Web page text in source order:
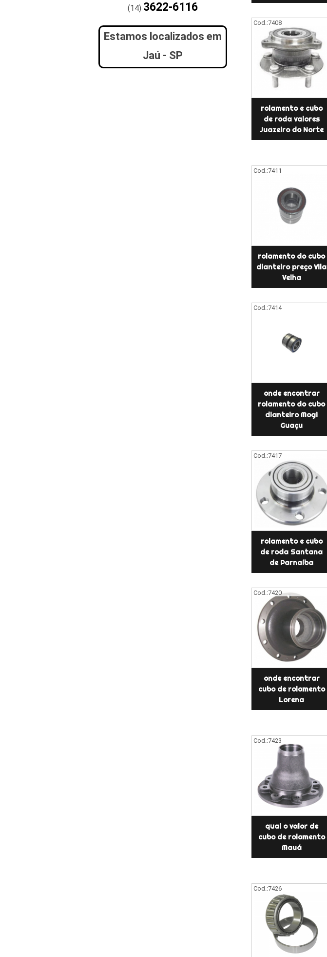
(14) 3622-6116
Estamos localizados em
Jaú - SP
Cod.:7408
rolamento e cubo
de roda valores
Juazeiro do Norte
Cod.:7411
rolamento do cubo
dianteiro preço Vila
Velha
Cod.:7414
onde encontrar
rolamento do cubo
dianteiro Mogi
Guaçu
Cod.:7417
rolamento e cubo
de roda Santana
de Parnaíba
Cod.:7420
onde encontrar
cubo de rolamento
Lorena
Cod.:7423
qual o valor de
cubo de rolamento
Mauá
Cod.:7426